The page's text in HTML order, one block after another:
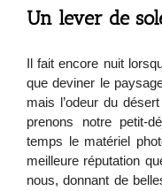
Un lever de
Il fait encore nuit
que deviner le
mais l’odeur du
prenons notre petit-
temps le matériel
meilleure réputation
nous, donnant de